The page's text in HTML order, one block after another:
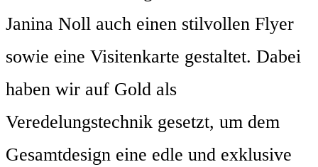
Janina Noll auch einen stilvollen Flyer
sowie eine Visitenkarte gestaltet. Dabei
haben wir auf Gold als
Veredelungstechnik gesetzt, um dem
Gesamtdesign eine edle und exklusive